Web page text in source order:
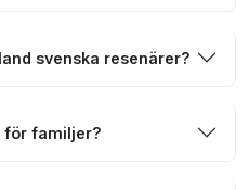
svenska resenärer?
för familjer?